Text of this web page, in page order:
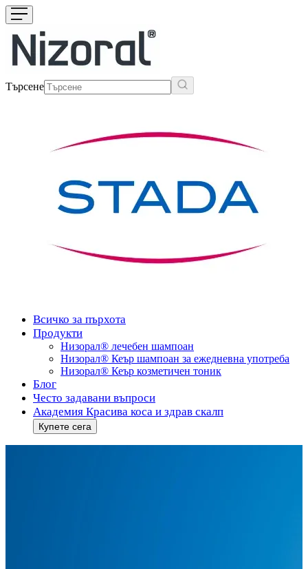
Търсене
Всичко за пърхота
Продукти
Низорал® лечебен шампоан
Низорал® Кеър шампоан за ежедневна употреба
Низорал® Кеър козметичен тоник
Блог
Често задавани въпроси
Академия Красива коса и здрав скалп
Купете сега